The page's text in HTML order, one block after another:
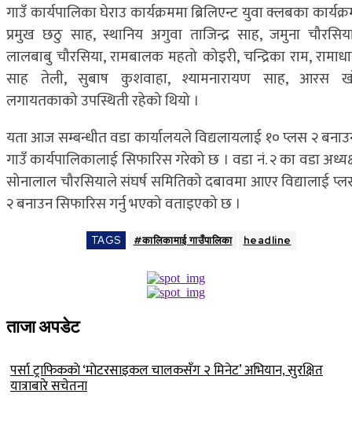
गाउँ कार्यपालिका घेराउ कार्यक्रममा ब्रिलिएन्ट युवा क्लबका
प्रमुख छठु साह, स्थानिय अगुवा ताजिन्द्र साह, जमुना
लालबाबु चौरसिया, रामबालक महतो कोइरी, चन्द्रिका राम,
साह तेली, सुबाष कुशवाहा, श्यामनारायण साह, आरस
लगायतकाको उपस्थिती रहेको थियो ।
यता आज सम्बन्धीत वडा कार्यालयले विद्यलायलाई १० प्लस २
गाउँ कार्यपालिकालाई सिफारिस गरेको छ । वडा नं. २ का वडा
सोनालाल चौरसियाले संघर्ष समितिको दबावमा आएर विद्यालाई
२ बनाउन सिफारिस गर्नु भएको वताइएको छ ।
TAGS #कालिकामाई गाउँपालिका headline
ताजा अपडेट
पर्सा ट्राफिककाे ‘माेटरसाइकल चालकसँग २ मिनेट’ अभियान, सुरक्षित
यात्राबारे सचेतना